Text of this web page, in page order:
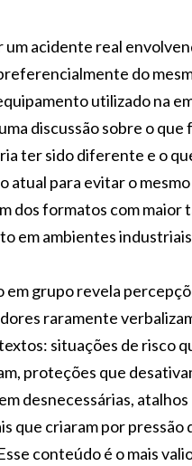
acidente real
do
utilizado na
discussão sobre o que
ter sido diferente e o
atual para evitar o mesmo
dos formatos com maior
em ambientes
em grupo revela
raramente
situações de risco
proteções que
desnecessárias, atalhos
que criaram por pressão
conteúdo é o mais